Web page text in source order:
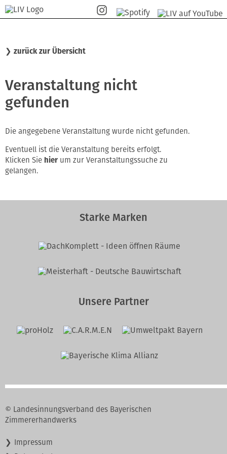
❯ zurück zur Übersicht
Veranstaltung nicht
gefunden
Die angegebene Veranstaltung wurde nicht gefunden.
Eventuell ist die Veranstaltung bereits erfolgt.
Klicken Sie hier um zur Veranstaltungssuche zu
gelangen.
Starke Marken
Unsere Partner
© Landesinnungsverband des Bayerischen
Zimmererhandwerks
Navigation
überspringen
Impressum